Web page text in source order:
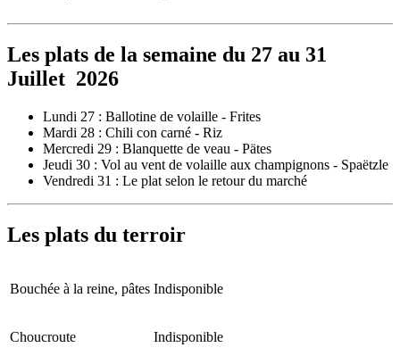
Les plats de la semaine du 27 au 31
Juillet 2026
Lundi 27 : Ballotine de volaille - Frites
Mardi 28 : Chili con carné - Riz
Mercredi 29 : Blanquette de veau - Pätes
Jeudi 30 : Vol au vent de volaille aux champignons - Spaëtzle
Vendredi 31 : Le plat selon le retour du marché
Les plats du terroir
Bouchée à la reine, pâtes Indisponible
Choucroute Indisponible